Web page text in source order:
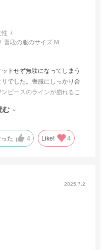
性
普段の服のサイズ:M
トせず無駄になってしまう
でした。喪服にしっかり合
ピースのラインが崩れるこ
む
た 4 Like! 4
2025.7.2